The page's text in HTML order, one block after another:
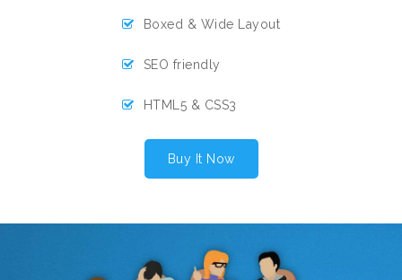
Boxed & Wide Layout
SEO friendly
HTML5 & CSS3
Buy It Now